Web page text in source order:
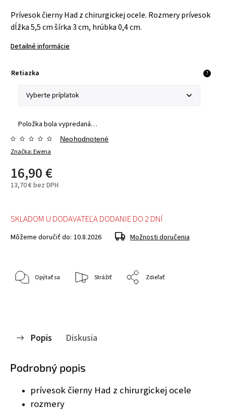
Prívesok čierny Had z chirurgickej ocele. Rozmery prívesok
dĺžka 5,5 cm šírka 3 cm, hrúbka 0,4 cm.
Detailné informácie
Retiazka ?
Položka bola vypredaná…
Značka:Ewena
Neohodnotené
16,90 €
13,70 €bez DPH
SKLADOM U DODAVATEĽA DODANIE DO 2 DNÍ
Môžeme doručiť do: 10.8.2026 Možnosti doručenia
Opýtať sa Strážiť Zdieľať
Popis Diskusia
Podrobný popis
prívesok čierny Had z chirurgickej ocele
rozmery